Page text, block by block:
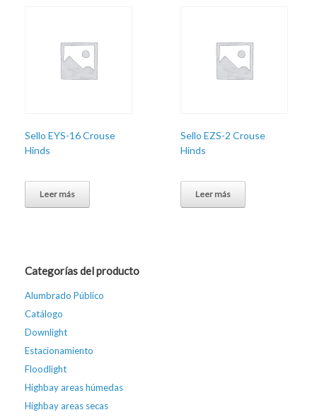
Sello EYS-16 Crouse
Hinds
Leer más
Sello EZS-2 Crouse
Hinds
Leer más
Categorías del producto
Alumbrado Público
Catálogo
Downlight
Estacionamiento
Floodlight
Highbay areas húmedas
Highbay areas secas